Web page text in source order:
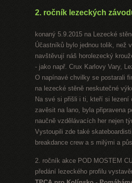
2. ročník lezeckých
konaný 5.9.2015 na Lezecké
Účastníků bylo jednou tolik, než
navštěvují náš horolezecký
- jako např. Crux Karlovy Vary,
O napínavé chvilky se postarali
na lezecké stěně neskutečné
Na své si přišli i ti, kteří si lezení
zavěsit na lano, byla připravena
naučně vzdělávacích her nejen
Vystoupili zde také
breakdance crew a s milými a
2. ročník akce POD MOSTEM
předání lezeckého profilu